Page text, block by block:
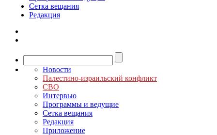
Сетка вещания
Редакция
Новости
Палестино-израильский конфликт
СВО
Интервью
Программы и ведущие
Сетка вещания
Редакция
Приложение